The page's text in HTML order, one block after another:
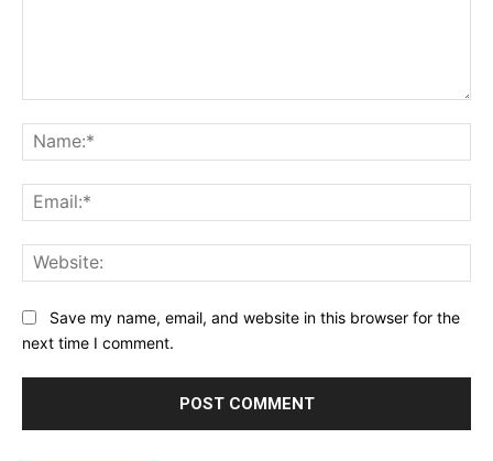
Save my name, email, and website in this browser for the
next time I comment.